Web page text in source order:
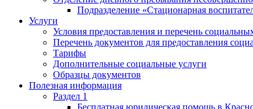
Подразделение «Стационарная
Услуги
Условия предоставления и перечень
Перечень документов для предоставления
Тарифы
Дополнительные социальные услуги
Образцы документов
Полезная информация
Раздел 1
Бесплатная юридическая помощь в